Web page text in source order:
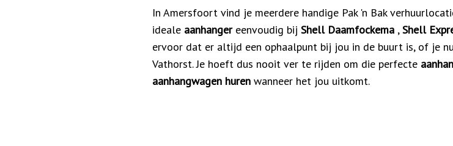
In Amersfoort vind je meerdere handige Pak 'n Bak
ideale aanhanger eenvoudig bij Shell Daamfockema ,Shell
ervoor dat er altijd een ophaalpunt bij jou in de buurt is, of je
Vathorst. Je hoeft dus nooit ver te rijden om die perfecte
aanhangwagen huren wanneer het jou uitkomt.